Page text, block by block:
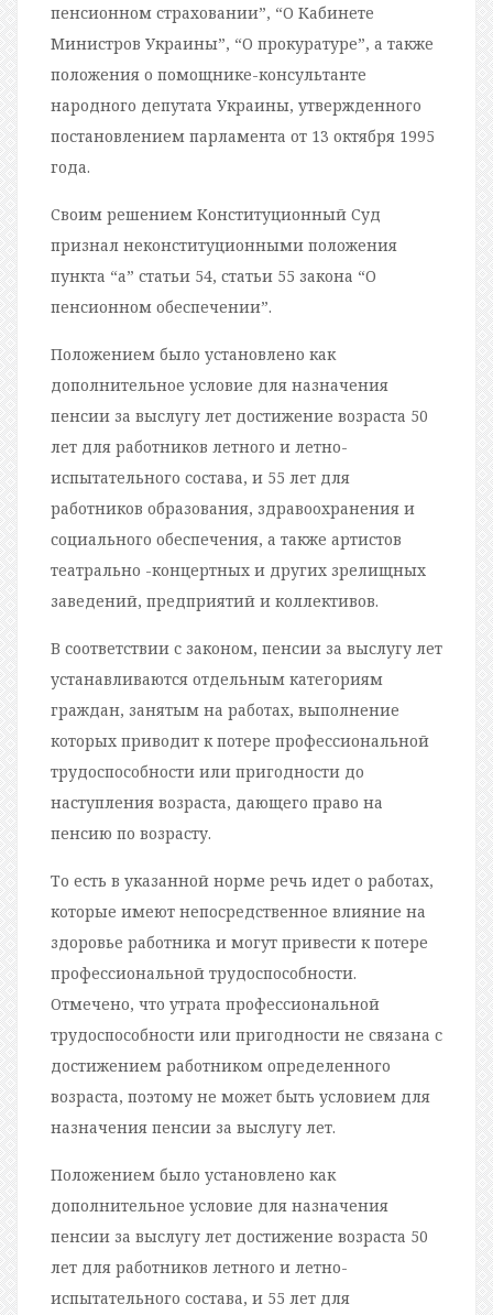
пенсионном страховании”, “О Кабинете
Министров Украины”, “О прокуратуре”, а также
положения о помощнике-консультанте
народного депутата Украины, утвержденного
постановлением парламента от 13 октября 1995
года.
Своим решением Конституционный Суд
признал неконституционными положения
пункта “а” статьи 54, статьи 55 закона “О
пенсионном обеспечении”.
Положением было установлено как
дополнительное условие для назначения
пенсии за выслугу лет достижение возраста 50
лет для работников летного и летно-
испытательного состава, и 55 лет для
работников образования, здравоохранения и
социального обеспечения, а также артистов
театрально -концертных и других зрелищных
заведений, предприятий и коллективов.
В соответствии с законом, пенсии за выслугу лет
устанавливаются отдельным категориям
граждан, занятым на работах, выполнение
которых приводит к потере профессиональной
трудоспособности или пригодности до
наступления возраста, дающего право на
пенсию по возрасту.
То есть в указанной норме речь идет о работах,
которые имеют непосредственное влияние на
здоровье работника и могут привести к потере
профессиональной трудоспособности.
Отмечено, что утрата профессиональной
трудоспособности или пригодности не связана с
достижением работником определенного
возраста, поэтому не может быть условием для
назначения пенсии за выслугу лет.
Положением было установлено как
дополнительное условие для назначения
пенсии за выслугу лет достижение возраста 50
лет для работников летного и летно-
испытательного состава, и 55 лет для